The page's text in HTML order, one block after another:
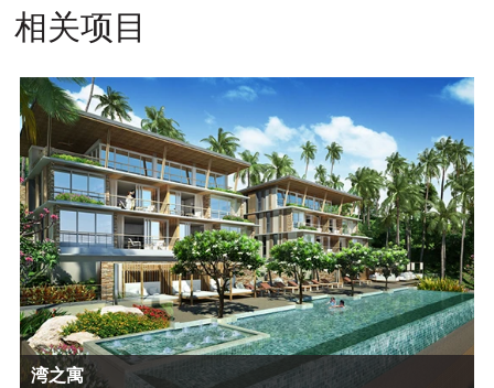
相关项目
湾之寓